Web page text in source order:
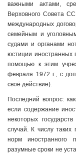
важными актами,
Верховного Совета
международных
семейным и
судами и органами
юстиции иностранных
помощью к этим
февраля 1972 г., с
своё действие).
Последний вопрос:
если содержание
некоторых
случай. К числу таких
норм иностранного
разумные сроки не